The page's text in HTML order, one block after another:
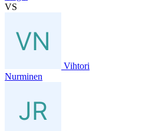
VS
Vihtori
Nurminen